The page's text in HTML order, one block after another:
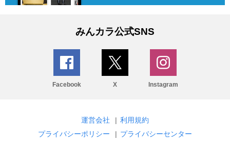
みんカラ公式SNS
Facebook X Instagram
運営会社 | 利用規約
プライバシーポリシー
| プライバシーセンター